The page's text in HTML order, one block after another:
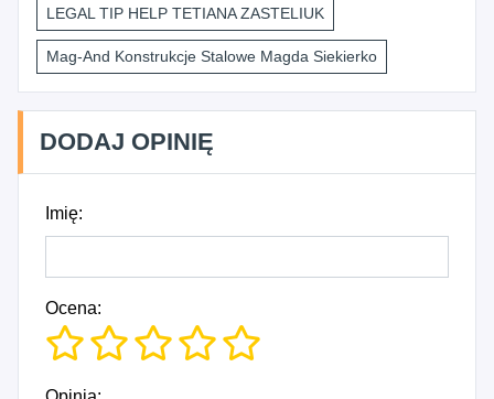
LEGAL TIP HELP TETIANA ZASTELIUK
Mag-And Konstrukcje Stalowe Magda Siekierko
DODAJ OPINIĘ
Imię:
Ocena: